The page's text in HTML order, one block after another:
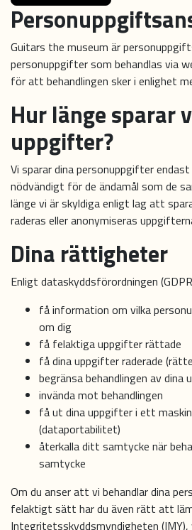
Guitars the museum är
personuppgifter som behandlas via
för att behandlingen sker i enlighet
Hur länge sparar
uppgifter?
Vi sparar dina personuppgifter
nödvändigt för de ändamål som de
länge vi är skyldiga enligt lag att
raderas eller anonymiseras
Dina rättigheter
Enligt dataskyddsförordningen
få information om vilka
om dig
få felaktiga uppgifter rättade
få dina uppgifter raderade
begränsa behandlingen av dina
invända mot behandlingen
få ut dina uppgifter i ett
(dataportabilitet)
återkalla ditt samtycke när
samtycke
Om du anser att vi behandlar dina
felaktigt sätt har du även rätt att
Integritetsskyddsmyndigheten (IMY),